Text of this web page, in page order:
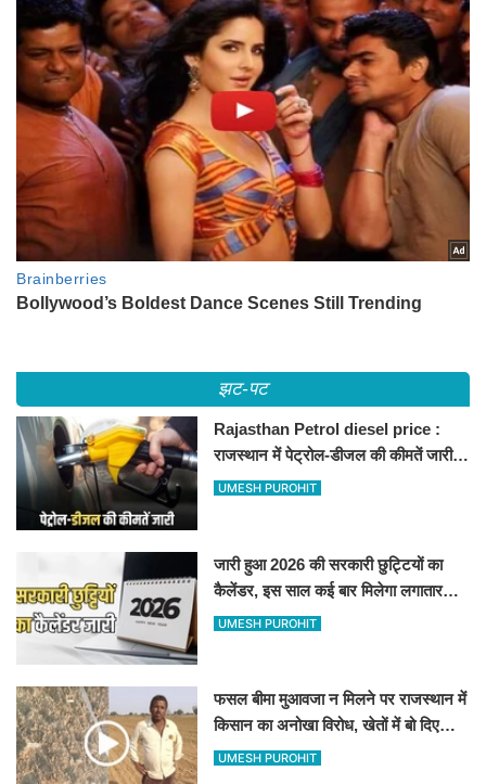
झट-पट
Rajasthan Petrol diesel price :
राजस्थान में पेट्रोल-डीजल की कीमतें जारी,
जानिए बीकानेर समेत पुरे प्रदेश में नए रेट
UMESH PUROHIT
जारी हुआ 2026 की सरकारी छुट्टियों का
कैलेंडर, इस साल कई बार मिलेगा लगातार
अवकाश, देखें
UMESH PUROHIT
फसल बीमा मुआवजा न मिलने पर राजस्थान में
किसान का अनोखा विरोध, खेतों में बो दिए
500-500 रुपए के नोट, वीडियो वायरल
UMESH PUROHIT